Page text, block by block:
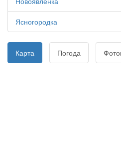
Ясногородка
Карта Погода